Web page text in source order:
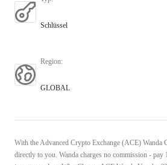
Schlüssel
Region:
GLOBAL
With the Advanced Crypto Exchange (ACE) Wanda
directly to you. Wanda charges no commission - pay